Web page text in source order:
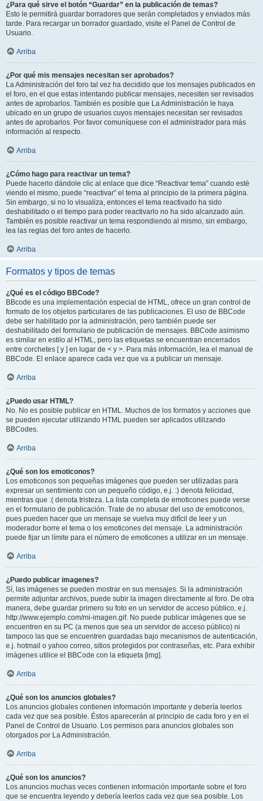
¿Para qué sirve el botón “Guardar” en la publicación de temas?
Esto le permitirá guardar borradores que serán completados y enviados más
tarde. Para recargar un borrador guardado, visite el Panel de Control de
Usuario.
Arriba
¿Por qué mis mensajes necesitan ser aprobados?
La Administración del foro tal vez ha decidido que los mensajes publicados en
el foro, en el que estas intentando publicar mensajes, necesiten ser revisados
antes de aprobarlos. También es posible que La Administración le haya
ubicado en un grupo de usuarios cuyos mensajes necesitan ser revisados
antes de aprobarlos. Por favor comuníquese con el administrador para más
información al respecto.
Arriba
¿Cómo hago para reactivar un tema?
Puede hacerlo dándole clic al enlace que dice “Reactivar tema” cuando esté
viendo el mismo, puede “reactivar” el tema al principio de la primera página.
Sin embargo, si no lo visualiza, entonces el tema reactivado ha sido
deshabilitado o el tiempo para poder reactivarlo no ha sido alcanzado aún.
También es posible reactivar un tema respondiendo al mismo, sin embargo,
lea las reglas del foro antes de hacerlo.
Arriba
Formatos y tipos de temas
¿Qué es el código BBCode?
BBcode es una implementación especial de HTML, ofrece un gran control de
formato de los objetos particulares de las publicaciones. El uso de BBCode
debe ser habilitado por la administración, pero también puede ser
deshabilitado del formulario de publicación de mensajes. BBCode asimismo
es similar en estilo al HTML, pero las etiquetas se encuentran encerrados
entre corchetes [ y ] en lugar de < y >. Para más información, lea el manual de
BBCode. El enlace aparece cada vez que va a publicar un mensaje.
Arriba
¿Puedo usar HTML?
No. No es posible publicar en HTML. Muchos de los formatos y acciones que
se pueden ejecutar utilizando HTML pueden ser aplicados utilizando
BBCodes.
Arriba
¿Qué son los emoticonos?
Los emoticonos son pequeñas imágenes que pueden ser utilizadas para
expresar un sentimiento con un pequeño código, e.j. :) denota felicidad,
mientras que :( denota tristeza. La lista completa de emoticones puede verse
en el formulario de publicación. Trate de no abusar del uso de emoticonos,
pues pueden hacer que un mensaje se vuelva muy difícil de leer y un
moderador borre el tema o los emoticones del mensaje. La administración
puede fijar un límite para el número de emoticones a utilizar en un mensaje.
Arriba
¿Puedo publicar imagenes?
Sí, las imágenes se pueden mostrar en sus mensajes. Si la administración
permite adjuntar archivos, puede subir la imagen directamente al foro. De otra
manera, debe guardar primero su foto en un servidor de acceso público, e.j.
http://www.ejemplo.com/mi-imagen.gif. No puede publicar imágenes que se
encuentren en su PC (a menos que sea un servidor de acceso público) ni
tampoco las que se encuentren guardadas bajo mecanismos de autenticación,
e.j. hotmail o yahoo correo, sitios protegidos por contraseñas, etc. Para exhibir
imágenes utilice el BBCode con la etiqueta [img].
Arriba
¿Qué son los anuncios globales?
Los anuncios globales contienen información importante y debería leerlos
cada vez que sea posible. Éstos aparecerán al principio de cada foro y en el
Panel de Control de Usuario. Los permisos para anuncios globales son
otorgados por La Administración.
Arriba
¿Qué son los anuncios?
Los anuncios muchas veces contienen información importante sobre el foro
que se encuentra leyendo y debería leerlos cada vez que sea posible. Los